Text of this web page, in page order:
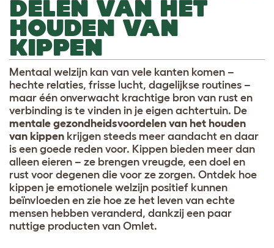
DELEN VAN HET
HOUDEN VAN
KIPPEN
Mentaal welzijn kan van vele kanten komen –
hechte relaties, frisse lucht, dagelijkse routines –
maar één onverwacht krachtige bron van rust en
verbinding is te vinden in je eigen achtertuin. De
mentale gezondheidsvoordelen van het houden
van kippen krijgen steeds meer aandacht en daar
is een goede reden voor. Kippen bieden meer dan
alleen eieren – ze brengen vreugde, een doel en
rust voor degenen die voor ze zorgen. Ontdek hoe
kippen je emotionele welzijn positief kunnen
beïnvloeden en zie hoe ze het leven van echte
mensen hebben veranderd, dankzij een paar
nuttige producten van Omlet.